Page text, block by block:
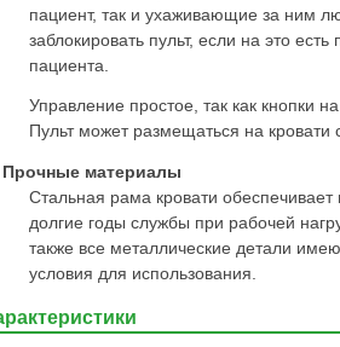
пациент, так и ухаживающие за ним
заблокировать пульт, если на это
пациента.
Управление простое, так как кнопки
Пульт может размещаться на кровати
Прочные материалы
Стальная рама кровати обеспечивает
долгие годы службы при рабочей
также все металлические детали
условия для использования.